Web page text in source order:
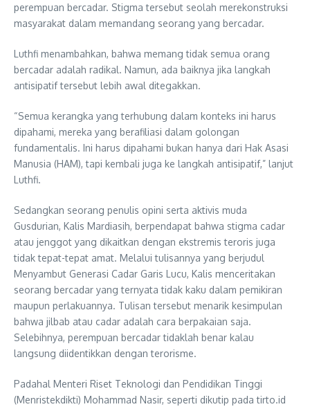
perempuan bercadar. Stigma tersebut seolah merekonstruksi
masyarakat dalam memandang seorang yang bercadar.
Luthfi menambahkan, bahwa memang tidak semua orang
bercadar adalah radikal. Namun, ada baiknya jika langkah
antisipatif tersebut lebih awal ditegakkan.
“Semua kerangka yang terhubung dalam konteks ini harus
dipahami, mereka yang berafiliasi dalam golongan
fundamentalis. Ini harus dipahami bukan hanya dari Hak Asasi
Manusia (HAM), tapi kembali juga ke langkah antisipatif,” lanjut
Luthfi.
Sedangkan seorang penulis opini serta aktivis muda
Gusdurian, Kalis Mardiasih, berpendapat bahwa stigma cadar
atau jenggot yang dikaitkan dengan ekstremis teroris juga
tidak tepat-tepat amat. Melalui tulisannya yang berjudul
Menyambut Generasi Cadar Garis Lucu, Kalis menceritakan
seorang bercadar yang ternyata tidak kaku dalam pemikiran
maupun perlakuannya. Tulisan tersebut menarik kesimpulan
bahwa jilbab atau cadar adalah cara berpakaian saja.
Selebihnya, perempuan bercadar tidaklah benar kalau
langsung diidentikkan dengan terorisme.
Padahal Menteri Riset Teknologi dan Pendidikan Tinggi
(Menristekdikti) Mohammad Nasir, seperti dikutip pada tirto.id